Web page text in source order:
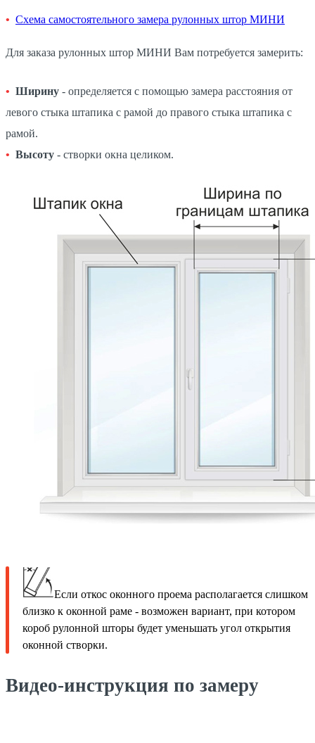
Схема самостоятельного замера рулонных штор МИНИ
Для заказа рулонных штор МИНИ Вам потребуется замерить:
Ширину - определяется с помощью замера расстояния от
левого стыка штапика с рамой до правого стыка штапика с
рамой.
Высоту - створки окна целиком.
Если откос оконного проема располагается слишком
близко к оконной раме - возможен вариант, при котором
короб рулонной шторы будет уменьшать угол открытия
оконной створки.
Видео-инструкция по замеру